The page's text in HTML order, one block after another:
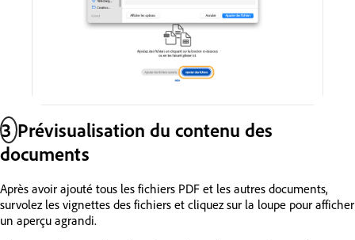
3Prévisualisation du contenu des
documents
Après avoir ajouté tous les fichiers PDF et les autres documents,
survolez les vignettes des fichiers et cliquez sur la loupe pour afficher
un aperçu agrandi.